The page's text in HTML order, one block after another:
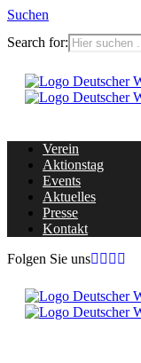
Suchen
Search for:
Verein
Aktionstag
Events
Aktuelles
Presse
Kontakt
Folgen Sie uns